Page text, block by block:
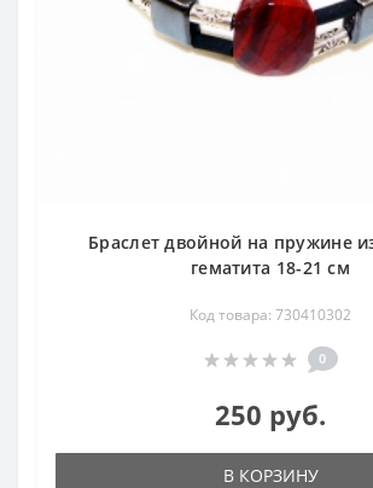
Браслет двойной на пружине
гематита 18-21 см
Код товара: 730410302
0
250 руб.
В КОРЗИНУ